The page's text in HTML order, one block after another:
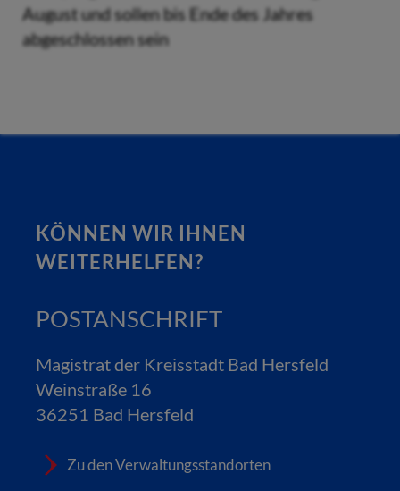
August und sollen bis Ende des Jahres
abgeschlossen sein
KÖNNEN WIR IHNEN
WEITERHELFEN?
POSTANSCHRIFT
Magistrat der Kreisstadt Bad Hersfeld
Weinstraße 16
36251 Bad Hersfeld
Zu den Verwaltungsstandorten